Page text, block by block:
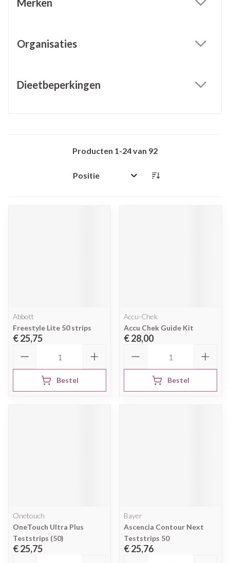
Merken
Organisaties
Dieetbeperkingen
Producten 1-24van 92
Sorteer op:
Abbott
Freestyle Lite 50 strips
€ 25,75
Bestel
Accu-Chek
Accu Chek Guide Kit
€ 28,00
Bestel
Onetouch
OneTouch Ultra Plus
Teststrips (50)
€ 25,75
Bayer
Ascencia Contour Next
Teststrips 50
€ 25,76